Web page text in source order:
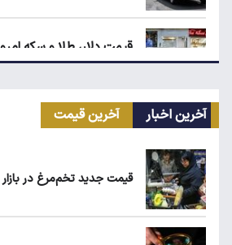
۱۴۰۵
ماجرای واریز ۳
زمان شارژ کالابرگ با رقم
آخرین اخبار آخرین قیمت
قیمت جدید تخم‌مرغ در بازار